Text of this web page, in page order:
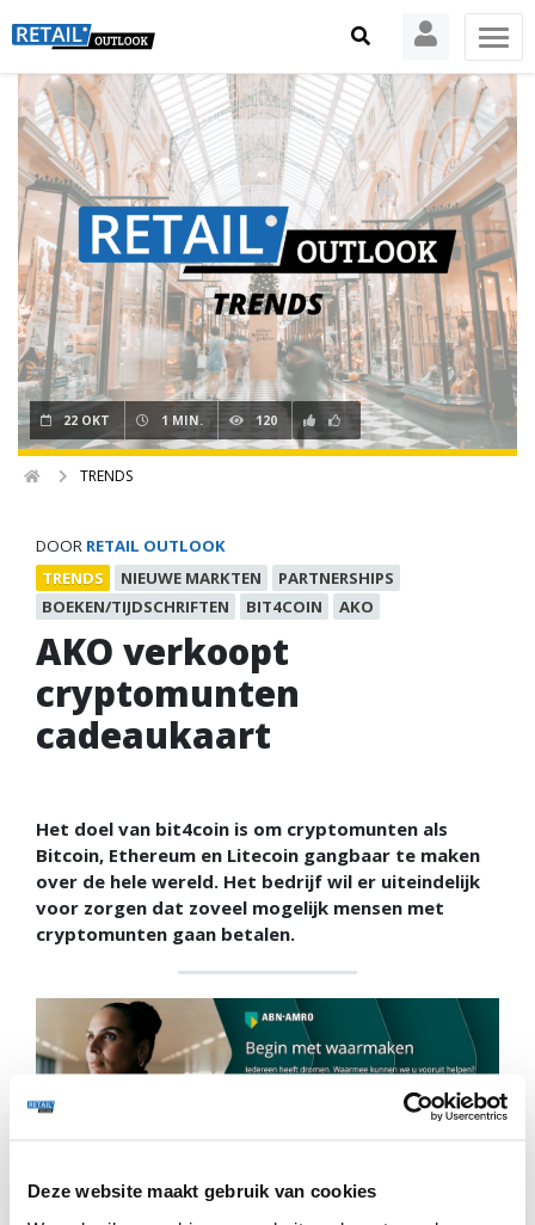
Deze website maakt gebruik van cookies
22 OKT 1 MIN. 120
TRENDS
DOOR RETAIL OUTLOOK
TRENDS
NIEUWE MARKTEN
PARTNERSHIPS
BOEKEN/TIJDSCHRIFTEN
BIT4COIN AKO
AKO verkoopt
cryptomunten
cadeaukaart
Het doel van bit4coin is om cryptomunten als
Bitcoin, Ethereum en Litecoin gangbaar te maken
over de hele wereld. Het bedrijf wil er uiteindelijk
voor zorgen dat zoveel mogelijk mensen met
cryptomunten gaan betalen.
cryptomunten. Hiermee is de leeswinkel de eerste